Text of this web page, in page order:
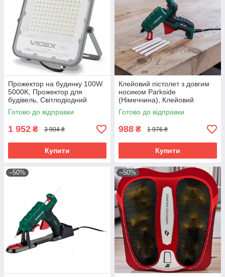
Прожектор на будинку 100W
5000K, Прожектор для
будівель, Світлодіодний
прожектор вуличного
освітлення, Вуличний лед
Готово до відправки
1 952 ₴ 3 904 ₴
Купити
Клейовий пістолет з довгим
носиком Parkside
(Німеччина), Клейовий
пістолет для клею, Клейовий
пістолет маленький, RYH
Готово до відправки
988 ₴ 1 976 ₴
Купити
–50% –50%